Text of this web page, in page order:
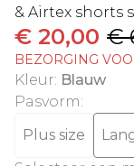
& Airtex shorts
€ 20,00 €
BEZORGING
Kleur: Blauw
Pasvorm:
Plus size